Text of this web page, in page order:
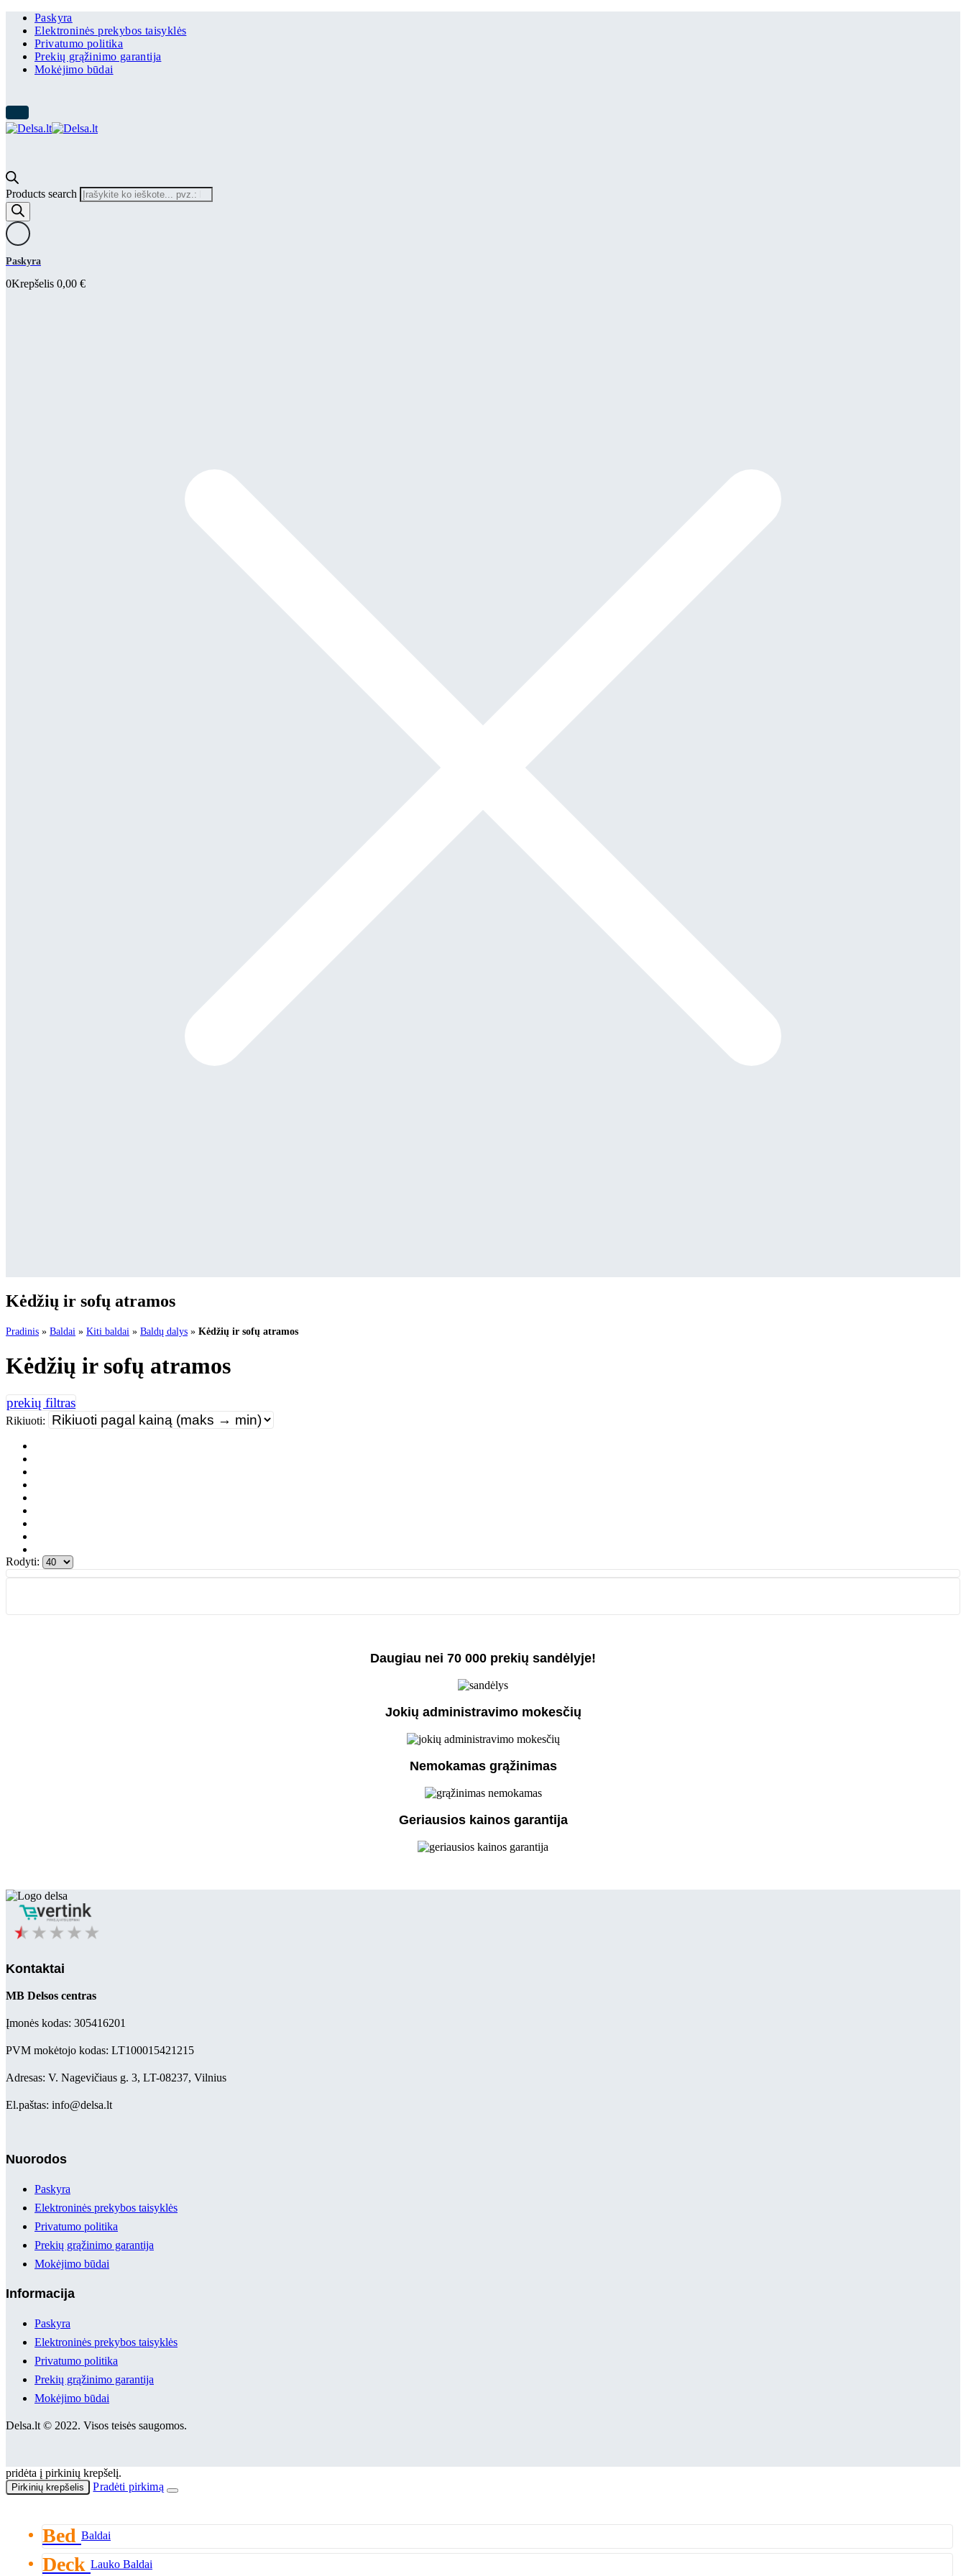
Paskyra
Elektroninės prekybos taisyklės
Privatumo politika
Prekių grąžinimo garantija
Mokėjimo būdai
Products search
Paskyra
0Krepšelis 0,00 €
Kėdžių ir sofų atramos
Pradinis » Baldai » Kiti baldai » Baldų dalys » Kėdžių ir sofų atramos
Kėdžių ir sofų atramos
Rikiuoti:
Rodyti:
Daugiau nei 70 000 prekių sandėlyje!
Jokių administravimo mokesčių
Nemokamas grąžinimas
Geriausios kainos garantija
Kontaktai
MB Delsos centras
Įmonės kodas: 305416201
PVM mokėtojo kodas: LT100015421215
Adresas: V. Nagevičiaus g. 3, LT-08237, Vilnius
El.paštas: info@delsa.lt
Nuorodos
Paskyra
Elektroninės prekybos taisyklės
Privatumo politika
Prekių grąžinimo garantija
Mokėjimo būdai
Informacija
Paskyra
Elektroninės prekybos taisyklės
Privatumo politika
Prekių grąžinimo garantija
Mokėjimo būdai
Delsa.lt © 2022. Visos teisės saugomos.
pridėta į pirkinių krepšelį.
Pirkinių krepšelis Pradėti pirkimą
Bed Baldai
Deck Lauko Baldai